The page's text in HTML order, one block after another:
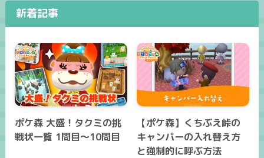
新着記事
ポケ森 大盛！タクミの挑
戦状一覧 1問目～10問目
【ポケ森】くちぶえ峠の
キャンパーの入れ替え方
と強制的に呼ぶ方法